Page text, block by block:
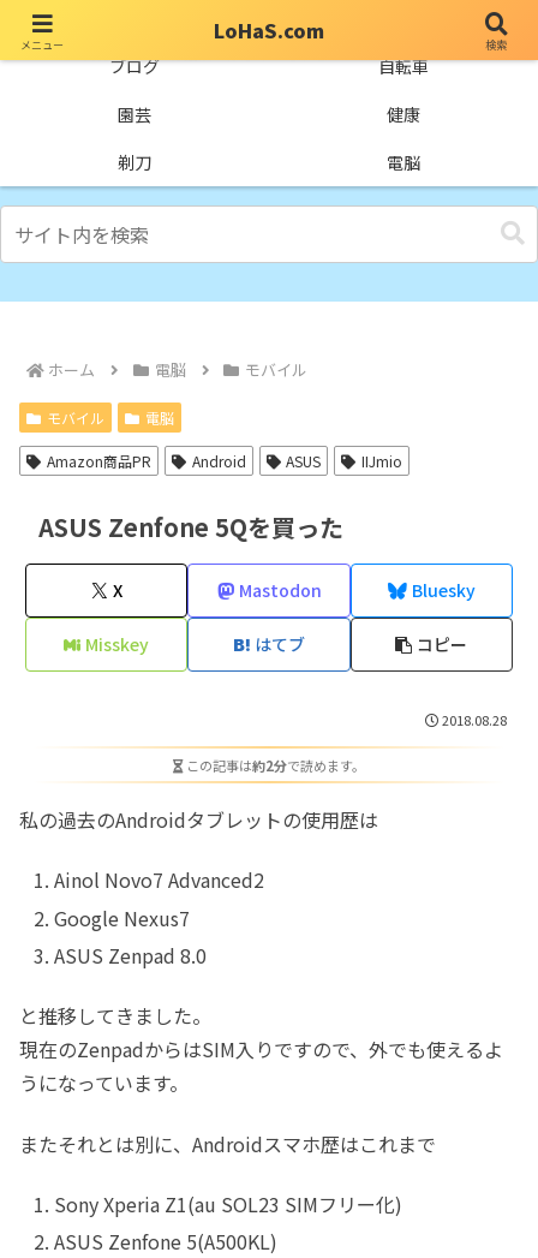
ブログ
自転車
園芸
健康
剃刀
電脳
ホーム 電脳 モバイル
モバイル 電脳
Amazon商品PR Android ASUS IIJmio
ASUS Zenfone 5Qを買った
X Mastodon Bluesky
Misskey はてブ コピー
2018.08.28
この記事は約2分で読めます。
私の過去のAndroidタブレットの使用歴は
Ainol Novo7 Advanced2
Google Nexus7
ASUS Zenpad 8.0
と推移してきました。
現在のZenpadからはSIM入りですので、外でも使えるよ
うになっています。
またそれとは別に、Androidスマホ歴はこれまで
Sony Xperia Z1(au SOL23 SIMフリー化)
ASUS Zenfone 5(A500KL)
メニュー
LoHaS.com
検索